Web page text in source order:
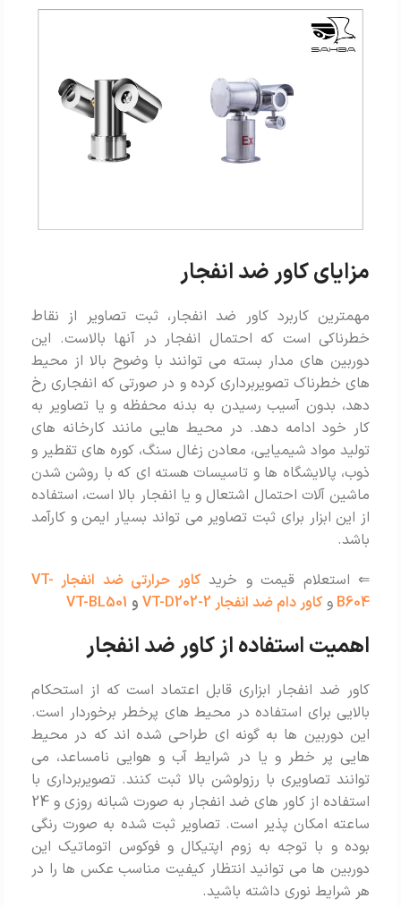
مزایای کاور ضد انفجار
مهمترین کاربرد کاور ضد انفجار، ثبت تصاویر از نقاط
خطرناکی است که احتمال انفجار در آنها بالاست. این
دوربین های مدار بسته می توانند با وضوح بالا از محیط
های خطرناک تصویربرداری کرده و در صورتی که انفجاری رخ
دهد، بدون آسیب رسیدن به بدنه محفظه و یا تصاویر به
کار خود ادامه دهد. در محیط هایی مانند کارخانه های
تولید مواد شیمیایی، معادن زغال سنگ، کوره های تقطیر و
ذوب، پالایشگاه ها و تاسیسات هسته ای که با روشن شدن
ماشین آلات احتمال اشتعال و یا انفجار بالا است، استفاده
از این ابزار برای ثبت تصاویر می تواند بسیار ایمن و کارآمد
باشد.
⇐ استعلام قیمت و خرید
کاور حرارتی ضد انفجار VT-
B604 وکاور دام ضد انفجار VT-D202-2 و VT-BL501
اهمیت استفاده از کاور ضد انفجار
کاور ضد انفجار ابزاری قابل اعتماد است که از استحکام
بالایی برای استفاده در محیط های پرخطر برخوردار است.
این دوربین ها به گونه ای طراحی شده اند که در محیط
هایی پر خطر و یا در شرایط آب و هوایی نامساعد، می
توانند تصاویری با رزولوشن بالا ثبت کنند. تصویربرداری با
استفاده از کاور های ضد انفجار به صورت شبانه روزی و 24
ساعته امکان پذیر است. تصاویر ثبت شده به صورت رنگی
بوده و با توجه به زوم اپتیکال و فوکوس اتوماتیک این
دوربین ها می توانید انتظار کیفیت مناسب عکس ها را در
هر شرایط نوری داشته باشید.